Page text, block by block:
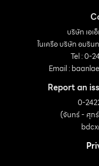
บริษัท เอเ
ในเครือ บริษัท อมริน
Tel : 0-
Email :
Report an
0-
(จันทร์ - ศุก